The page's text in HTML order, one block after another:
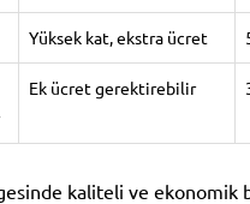
Yüksek kat, ekstra ücret
Ek ücret gerektirebilir
kaliteli ve ekonomik